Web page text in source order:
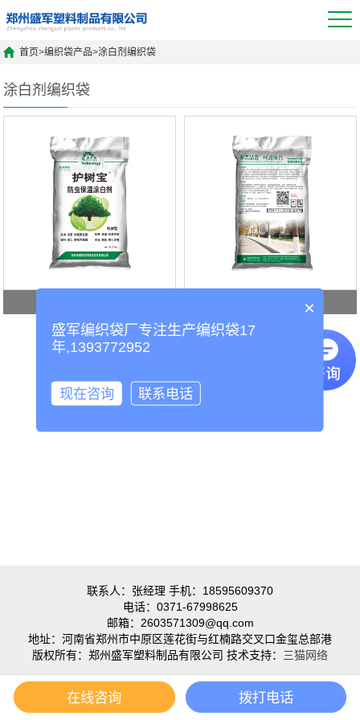
首页>编织袋产品>涂白剂编织袋
涂白剂编织袋
联系人：张经理 手机：18595609370
电话：0371-67998625
邮箱：2603571309@qq.com
地址：河南省郑州市中原区莲花街与红楠路交叉口金玺总部港
版权所有：郑州盛军塑料制品有限公司 技术支持： 三猫网络
首页 产品 手机 顶部
×
盛军编织袋厂专注生产编织袋17
年,1393772952
现在咨询 联系电话
在线咨询 拨打电话